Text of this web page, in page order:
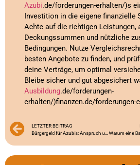
Azubi.de/forderungen-erhalten/)s
Investition in die eigene finanzielle
Achte auf die richtigen Leistungen,
Deckungssummen und nützliche
Bedingungen. Nutze
besten Angebote zu finden, und
deine Verträge, um optimal
Bleibe sicher und gut abgesichert
Ausbildung.de/forderungen-
erhalten/)finanzen.de/forderungen-
LETZTER BEITRAG
Bürgergeld für Azubis: Anspruch und Voraussetzungen